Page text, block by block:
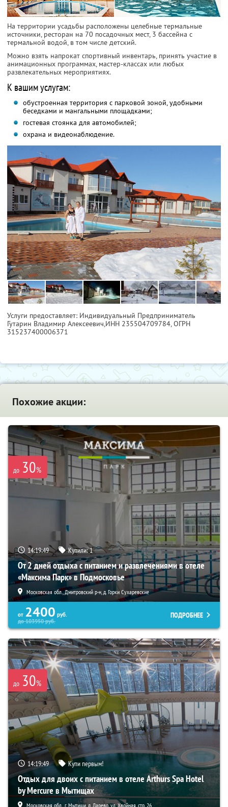
На территории усадьбы расположены целебные термальные
источники, ресторан на 70 посадочных мест, 3 бассейна с
термальной водой, в том числе детский.
Можно взять напрокат спортивный инвентарь, принять участие в
анимационных программах, мастер-классах или любых
развлекательных мероприятиях.
К вашим услугам:
обустроенная территория с парковой зоной, удобными
беседками и мангальными площадками;
гостевая стоянка для автомобилей;
охрана и видеонаблюдение.
Услуги предоставляет: Индивидуальный Предприниматель
Гутарин Владимир Алексеевич,ИНН 235504709784, ОГРН
315237400006371
Похожие акции:
до 30%
14:19:47 Купили:1
От 2 дней отдыха с питанием и развлечениями в отеле
«Максима Парк» в Подмосковье
Московская обл., Дмитровский р-н, д. Горки Сухаревские
от 2400 руб.
до103950руб.
ПОДРОБНЕЕ
до 30%
14:19:47 Купи первым!
Отдых для двоих с питанием в отеле Arthurs Spa Hotel
by Mercure в Мытищах
Московская обл., г. Мытищи, д. Ларево, ул. Хвойная, стр. 26